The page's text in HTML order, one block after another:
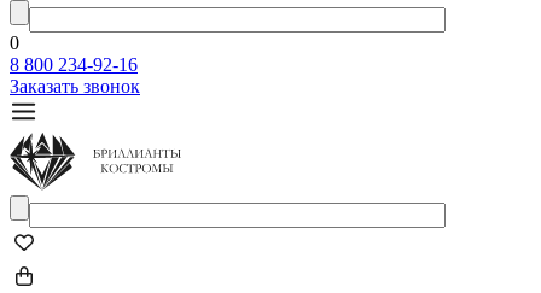
0
8 800 234-92-16
Заказать звонок